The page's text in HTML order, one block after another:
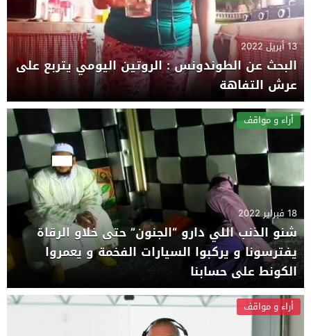
13 أبريل 2022
البحث عن الطوندونس : الروتين اليومي يتربع على
عرش التفاهة
أراء و مواقف
18 فبراير 2022
شنو الذنب اللي دارو “الجنون” حتى خلاو الرقاة
يفترسونا و يركبوا السيارات الفخمة و يعمروا
الكونط على حسابنا
أراء و مواقف